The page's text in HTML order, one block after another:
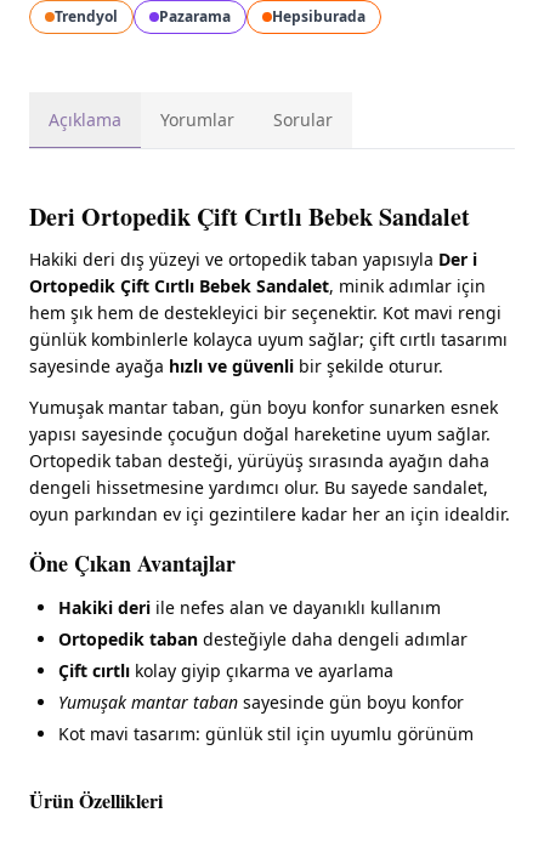
Trendyol
Pazarama Hepsiburada
Açıklama Yorumlar Sorular
Deri Ortopedik Çift Cırtlı Bebek Sandalet
Hakiki deri dış yüzeyi ve ortopedik taban yapısıyla Der i
Ortopedik Çift Cırtlı Bebek Sandalet, minik adımlar için
hem şık hem de destekleyici bir seçenektir. Kot mavi rengi
günlük kombinlerle kolayca uyum sağlar; çift cırtlı tasarımı
sayesinde ayağa hızlı ve güvenli bir şekilde oturur.
Yumuşak mantar taban, gün boyu konfor sunarken esnek
yapısı sayesinde çocuğun doğal hareketine uyum sağlar.
Ortopedik taban desteği, yürüyüş sırasında ayağın daha
dengeli hissetmesine yardımcı olur. Bu sayede sandalet,
oyun parkından ev içi gezintilere kadar her an için idealdir.
Öne Çıkan Avantajlar
Hakiki deri ile nefes alan ve dayanıklı kullanım
Ortopedik taban desteğiyle daha dengeli adımlar
Çift cırtlı kolay giyip çıkarma ve ayarlama
Yumuşak mantar taban sayesinde gün boyu konfor
Kot mavi tasarım: günlük stil için uyumlu görünüm
Ürün Özellikleri